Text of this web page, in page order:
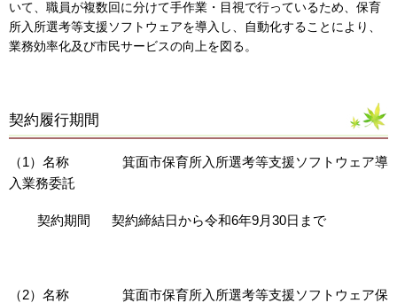
いて、職員が複数回に分けて手作業・目視で行っているため、保育
所入所選考等支援ソフトウェアを導入し、自動化することにより、
業務効率化及び市民サービスの向上を図る。
契約履行期間
（1）名称 箕面市保育所入所選考等支援ソフトウェア導
入業務委託
契約期間 契約締結日から令和6年9月30日まで
（2）名称 箕面市保育所入所選考等支援ソフトウェア保